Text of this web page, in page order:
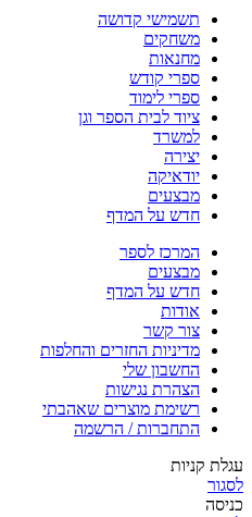
תשמישי קדושה
משחקים
מחנאות
ספרי קודש
ספרי לימוד
ציוד לבית הספר וגן
למשרד
יצירה
יודאיקה
מבצעים
חדש על המדף
המרכז לספר
מבצעים
חדש על המדף
אודות
צור קשר
מדיניות החזרים והחלפות
החשבון שלי
הצהרת נגישות
רשימת מוצרים שאהבתי
התחברות / הרשמה
עגלת קניות
לסגור
כניסה